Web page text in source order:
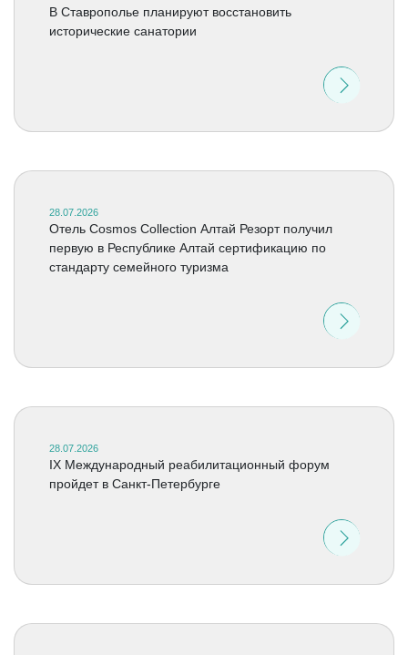
В Ставрополье планируют восстановить
исторические санатории
28.07.2026
Отель Cosmos Collection Алтай Резорт получил
первую в Республике Алтай сертификацию по
стандарту семейного туризма
28.07.2026
IX Международный реабилитационный форум
пройдет в Санкт-Петербурге